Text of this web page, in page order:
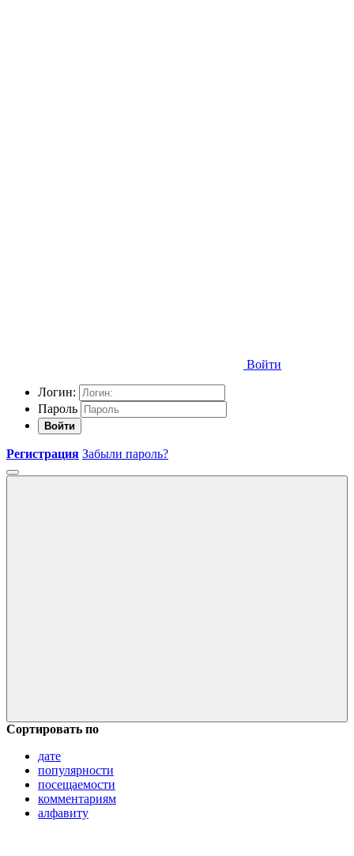
Войти
Логин:
Пароль
Войти
Регистрация Забыли пароль?
Сортировать по
дате
популярности
посещаемости
комментариям
алфавиту